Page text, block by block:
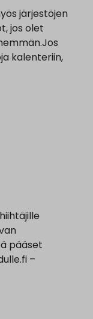
järjestöjen
jos olet
kalenteriin,
pääset
–